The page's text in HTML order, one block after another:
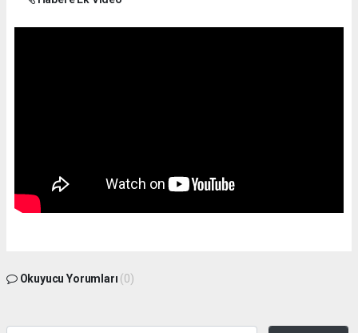
Okuyucu Yorumları (0)